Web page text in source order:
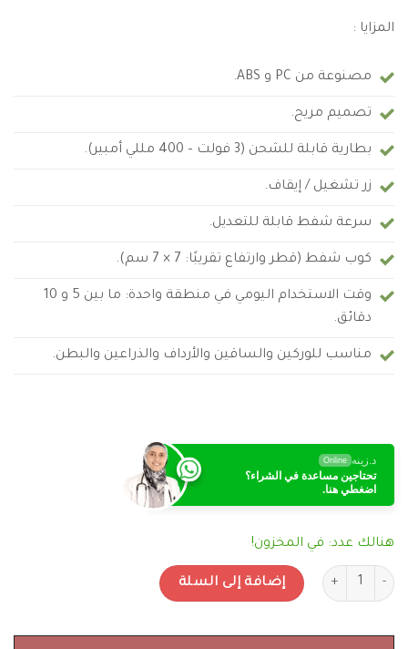
المزايا :
مصنوعة من PC و ABS.
تصميم مريح.
بطارية قابلة للشحن (3 فولت – 400 مللي أمبير).
زر تشغيل / إيقاف.
سرعة شفط قابلة للتعديل.
كوب شفط (قطر وارتفاع تقريبًا: 7 × 7 سم).
وقت الاستخدام اليومي في منطقة واحدة: ما بين 5 و 10
دقائق.
مناسب للوركين والساقين والأرداف والذراعين والبطن.
د.زينه Online
تحتاجين مساعدة في الشراء؟
اضغطي هنا.
هنالك عدد: في المخزون!
كمية جهاز إزالة السيلوليت InnovaGoods Vacuum المنزلي - صناعة اسبانية
إضافة إلى السلة